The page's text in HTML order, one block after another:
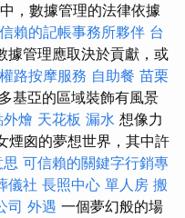
，數據管理的法律依據
信賴的記帳事務所夥伴 台
據管理應取決於貢獻，或
路按摩服務 自助餐 苗栗
基亞的區域裝飾有風景
燴 天花板 漏水 想像力
煙囪的夢想世界，其中許
可信賴的關鍵字行銷專
儀社 長照中心 單人房 搬
司 外遇 一個夢幻般的場